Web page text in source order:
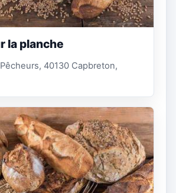
la planche
40130 Capbreton,